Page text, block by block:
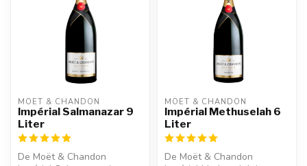
MOËT & CHANDON
Impérial Salmanazar 9
Liter
De Moët & Chandon
MOËT & CHANDON
Impérial Methuselah 6
Liter
De Moët & Chandon